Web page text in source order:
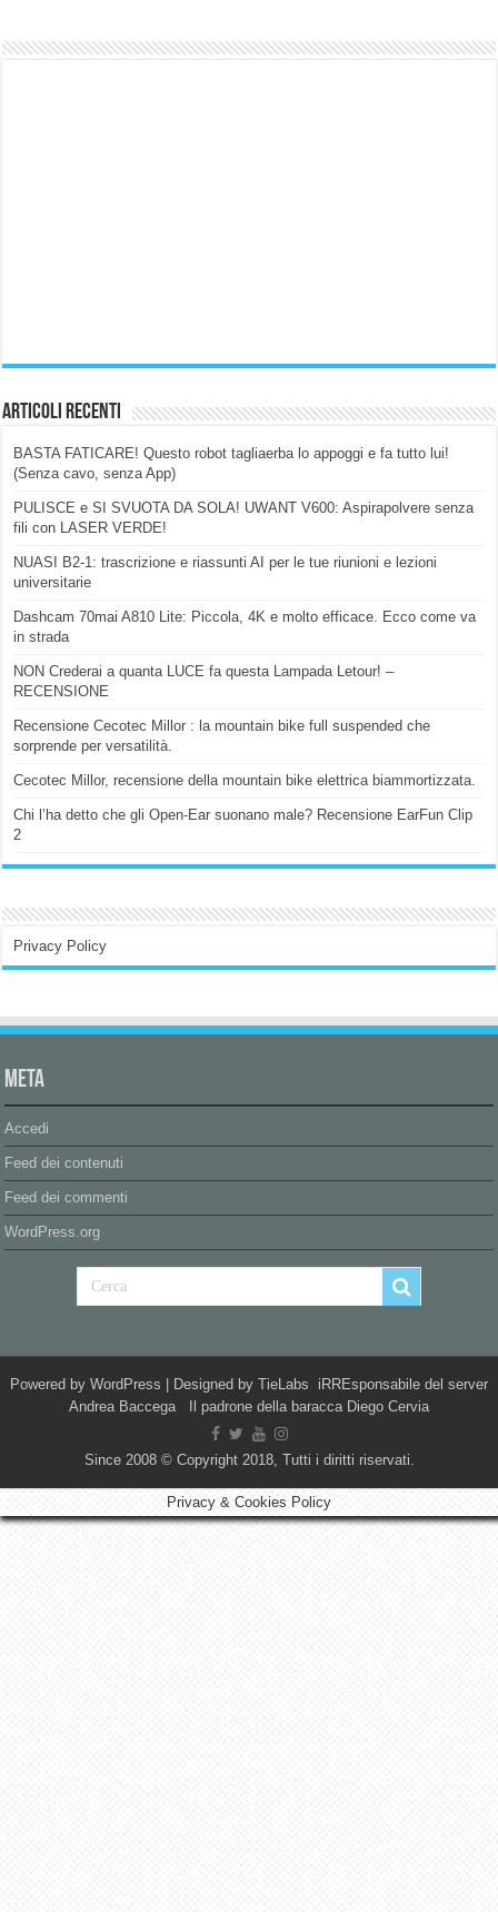
Articoli Recenti
BASTA FATICARE! Questo robot tagliaerba lo appoggi e fa tutto lui!
(Senza cavo, senza App)
PULISCE e SI SVUOTA DA SOLA! UWANT V600: Aspirapolvere senza
fili con LASER VERDE!
NUASI B2-1: trascrizione e riassunti AI per le tue riunioni e lezioni
universitarie
Dashcam 70mai A810 Lite: Piccola, 4K e molto efficace. Ecco come va
in strada
NON Crederai a quanta LUCE fa questa Lampada Letour! –
RECENSIONE
Recensione Cecotec Millor : la mountain bike full suspended che
sorprende per versatilità.
Cecotec Millor, recensione della mountain bike elettrica biammortizzata.
Chi l’ha detto che gli Open-Ear suonano male? Recensione EarFun Clip
2
Privacy Policy
Meta
Accedi
Feed dei contenuti
Feed dei commenti
WordPress.org
Powered by WordPress | Designed by TieLabs iRREsponsabile del server
Andrea Baccega Il padrone della baracca Diego Cervia
Since 2008 © Copyright 2018, Tutti i diritti riservati.
Privacy & Cookies Policy